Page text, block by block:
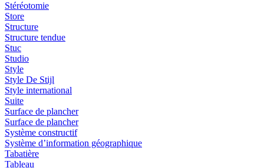
Stéréotomie
Store
Structure
Structure tendue
Stuc
Studio
Style
Style De Stijl
Style international
Suite
Surface de plancher
Surface de plancher
Système constructif
Système d’information géographique
Tabatière
Tableau